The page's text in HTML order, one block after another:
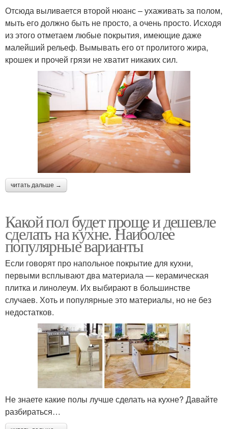
Отсюда выливается второй нюанс – ухаживать за полом,
мыть его должно быть не просто, а очень просто. Исходя
из этого отметаем любые покрытия, имеющие даже
малейший рельеф. Вымывать его от пролитого жира,
крошек и прочей грязи не хватит никаких сил.
читать дальше →
Какой пол будет проще и дешевле
сделать на кухне. Наиболее
популярные варианты
Если говорят про напольное покрытие для кухни,
первыми всплывают два материала — керамическая
плитка и линолеум. Их выбирают в большинстве
случаев. Хоть и популярные это материалы, но не без
недостатков.
Не знаете какие полы лучше сделать на кухне? Давайте
разбираться…